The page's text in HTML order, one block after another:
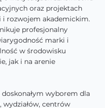
oraz projektach
i rozwojem akademickim.
profesjonalny
marki i
w środowisku
jak i na arenie
doskonałym wyborem dla
wydziałów, centrów